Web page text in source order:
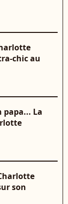
chic au
papa... La
son